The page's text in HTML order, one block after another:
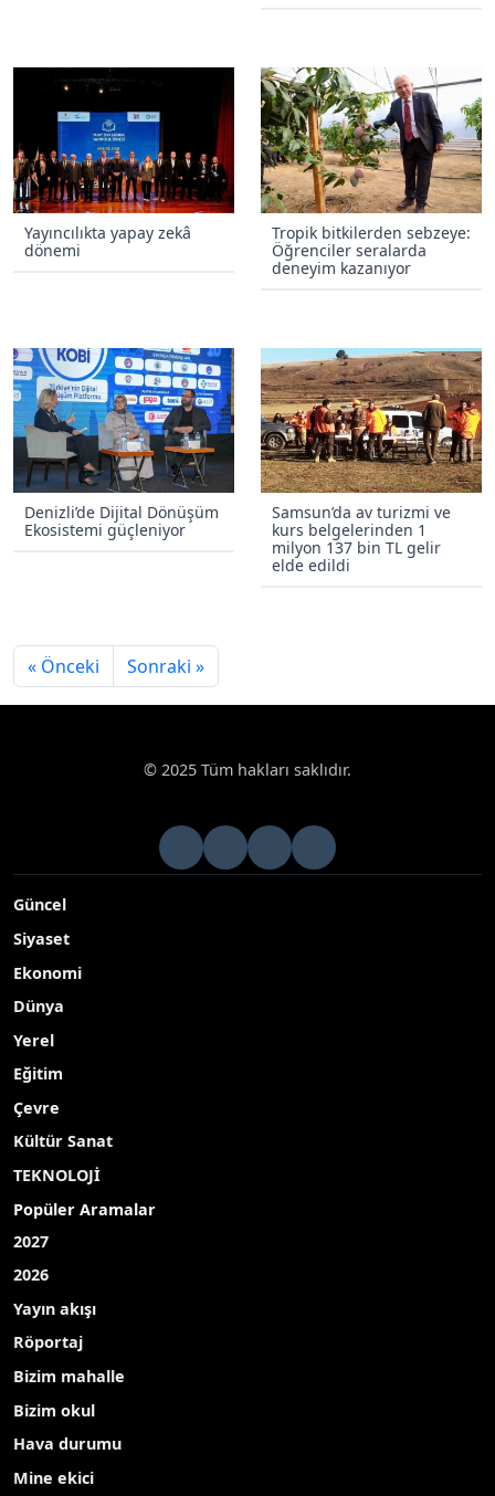
Yayıncılıkta yapay zekâ
dönemi
Tropik bitkilerden sebzeye:
Öğrenciler seralarda
deneyim kazanıyor
Denizli’de Dijital Dönüşüm
Ekosistemi güçleniyor
Samsun’da av turizmi ve
kurs belgelerinden 1
milyon 137 bin TL gelir
elde edildi
« Önceki Sonraki »
© 2025 Tüm hakları saklıdır.
Güncel
Siyaset
Ekonomi
Dünya
Yerel
Eğitim
Çevre
Kültür Sanat
TEKNOLOJİ
Popüler Aramalar
2027
2026
Yayın akışı
Röportaj
Bizim mahalle
Bizim okul
Hava durumu
Mine ekici